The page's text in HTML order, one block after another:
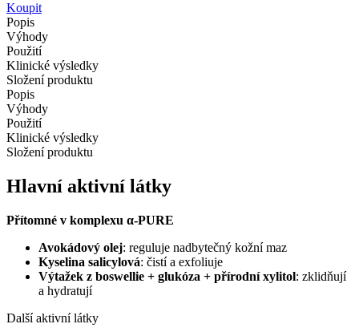
Koupit
Popis
Výhody
Použití
Klinické výsledky
Složení produktu
Popis
Výhody
Použití
Klinické výsledky
Složení produktu
Hlavní aktivní látky
Přítomné v komplexu α-PURE
Avokádový olej: reguluje nadbytečný kožní maz
Kyselina salicylová: čistí a exfoliuje
Výtažek z boswellie + glukóza + přírodní xylitol: zklidňují
a hydratují
Další aktivní látky